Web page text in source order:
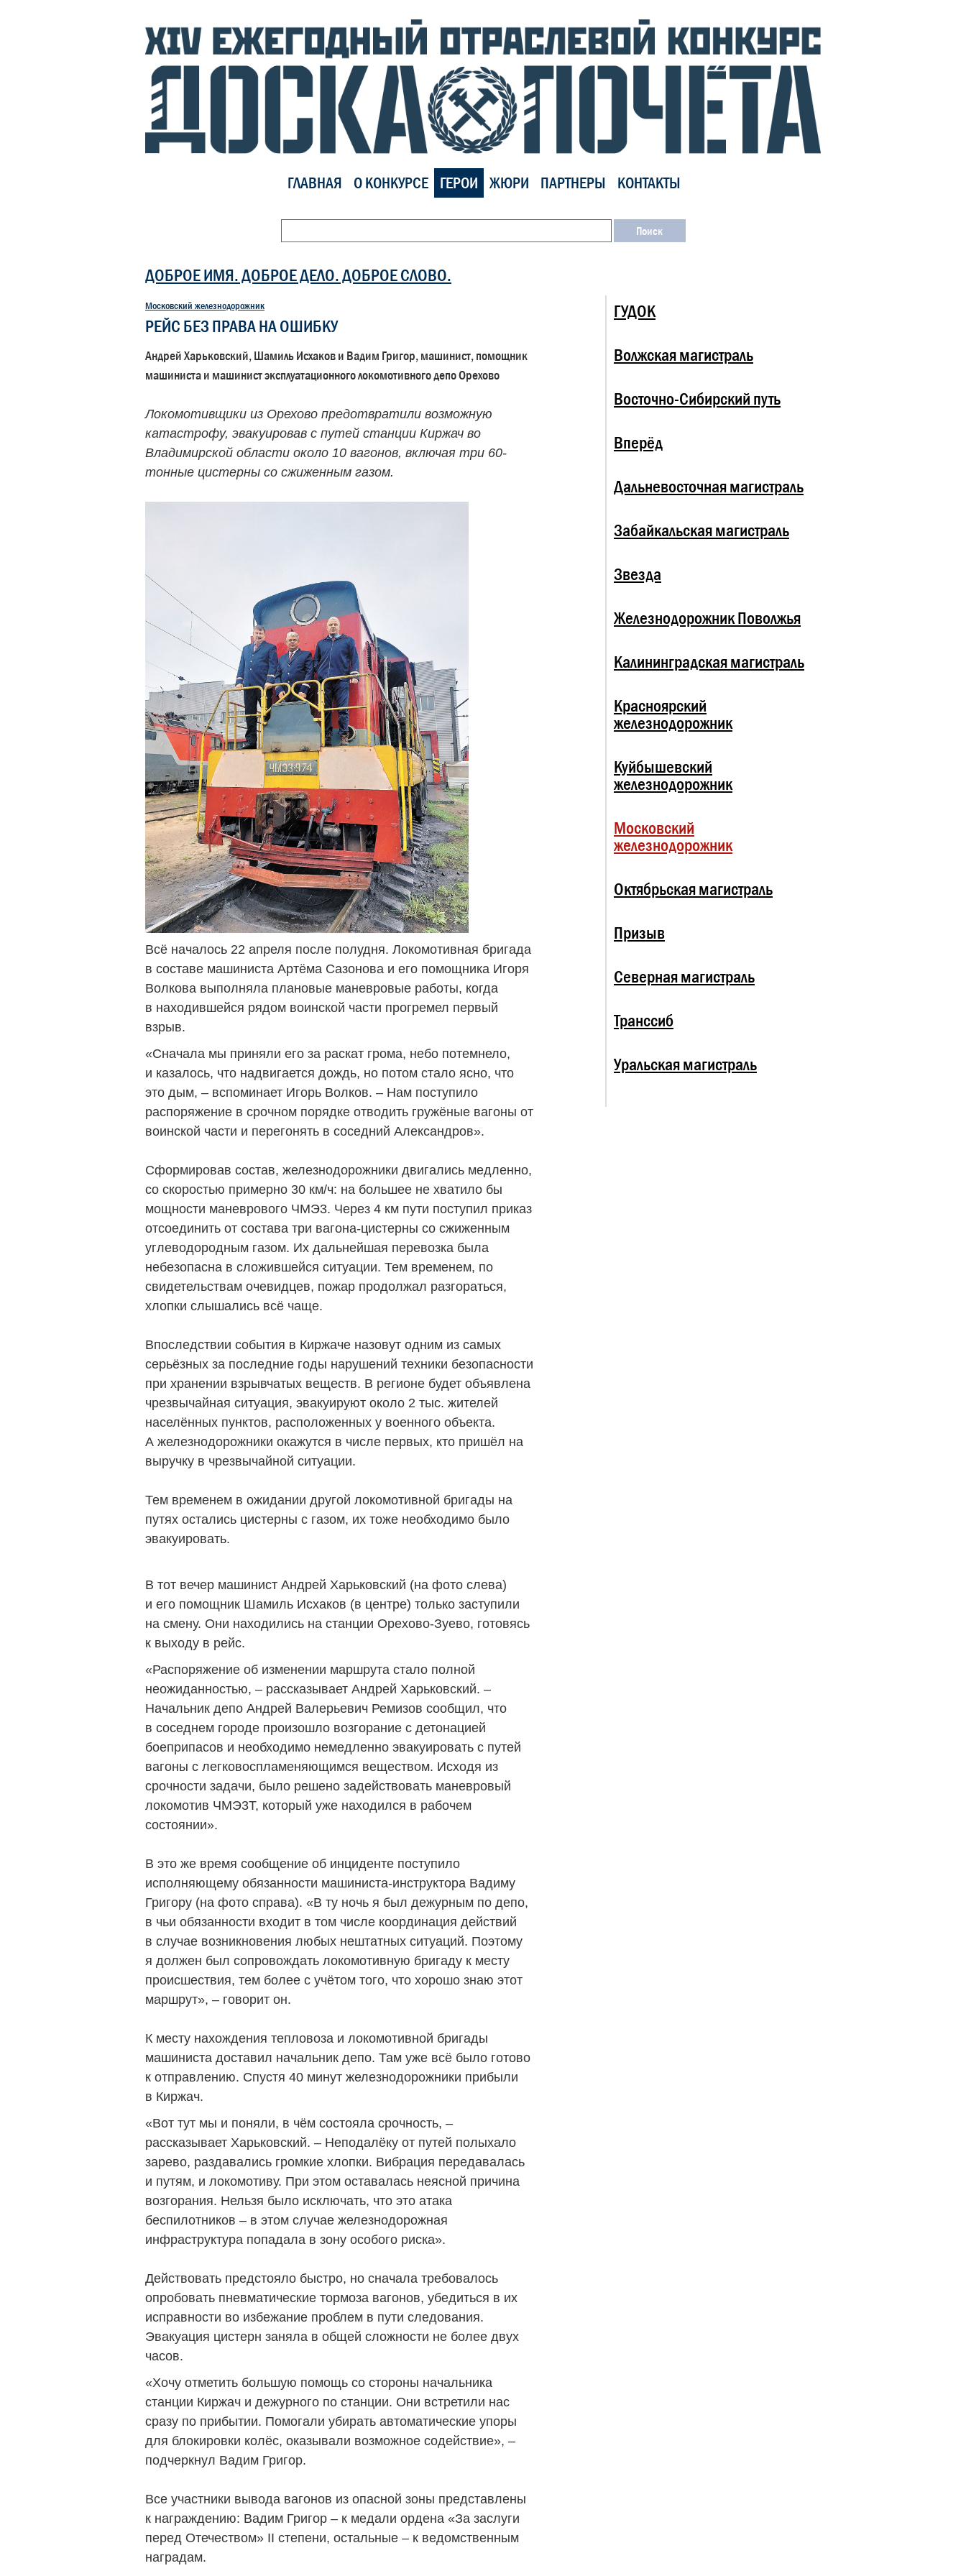
ГЛАВНАЯ О КОНКУРСЕ ГЕРОИ ЖЮРИ ПАРТНЕРЫ КОНТАКТЫ
ДОБРОЕ ИМЯ. ДОБРОЕ ДЕЛО. ДОБРОЕ СЛОВО.
Московский железнодорожник
РЕЙС БЕЗ ПРАВА НА ОШИБКУ
Андрей Харьковский, Шамиль Исхаков и Вадим Григор, машинист, помощник
машиниста и машинист эксплуатационного локомотивного депо Орехово
Локомотивщики из Орехово предотвратили возможную
катастрофу, эвакуировав с путей станции Киржач во
Владимирской области около 10 вагонов, включая три 60-
тонные цистерны со сжиженным газом.
Всё началось 22 апреля после полудня. Локомотивная бригада
в составе машиниста Артёма Сазонова и его помощника Игоря
Волкова выполняла плановые маневровые работы, когда
в находившейся рядом воинской части прогремел первый
взрыв.
«Сначала мы приняли его за раскат грома, небо потемнело,
и казалось, что надвигается дождь, но потом стало ясно, что
это дым, – вспоминает Игорь Волков. – Нам поступило
распоряжение в срочном порядке отводить гружёные вагоны от
воинской части и перегонять в соседний Александров».
Сформировав состав, железнодорожники двигались медленно,
со скоростью примерно 30 км/ч: на большее не хватило бы
мощности маневрового ЧМЭ3. Через 4 км пути поступил приказ
отсоединить от состава три вагона-цистерны со сжиженным
углеводородным газом. Их дальнейшая перевозка была
небезо­пасна в сложившейся ситуации. Тем временем, по
свидетельствам очевидцев, пожар продолжал разгораться,
хлопки слышались всё чаще.
Впоследствии события в Киржаче назовут одним из самых
серьёзных за последние годы нарушений техники безопасности
при хранении взрывчатых веществ. В регионе будет объявлена
чрезвычайная ситуация, эвакуируют около 2 тыс. жителей
населённых пунктов, расположенных у военного объекта.
А железнодорожники окажутся в числе первых, кто пришёл на
выручку в чрезвычайной ситуации.
Тем временем в ожидании другой локомотивной бригады на
путях остались цистерны с газом, их тоже необходимо было
эвакуировать.
В тот вечер машинист Андрей Харьковский (на фото слева)
и его помощник Шамиль Исхаков (в центре) только заступили
на смену. Они находились на станции Орехово-Зуево, готовясь
к выходу в рейс.
«Распоряжение об изменении маршрута стало полной
неожиданностью, – рассказывает Андрей Харьковский. –
Начальник депо Анд­рей Валерьевич Ремизов сообщил, что
в соседнем городе произошло возгорание с детонацией
боеприпасов и необходимо немедленно эвакуировать с путей
вагоны с легко­воспламеняющимся веществом. Исходя из
срочности задачи, было решено задействовать маневровый
локомотив ЧМЭ3Т, который уже находился в рабочем
состоянии».
В это же время сообщение об инциденте поступило
исполняющему обязанности машиниста-инструктора Вадиму
Григору (на фото справа). «В ту ночь я был дежурным по депо,
в чьи обязанности входит в том числе координация действий
в случае возникновения любых нештатных ситуаций. Поэтому
я должен был сопровождать локомотивную бригаду к месту
происшествия, тем более с учётом того, что хорошо знаю этот
маршрут», – говорит он.
К месту нахождения тепловоза и локомотивной бригады
машиниста доставил начальник депо. Там уже всё было готово
к отправлению. Спустя 40 минут железнодорожники прибыли
в Киржач.
«Вот тут мы и поняли, в чём состояла срочность, –
рассказывает Харьковский. – Неподалёку от путей полыхало
зарево, раздавались громкие хлопки. Вибрация передавалась
и путям, и локомотиву. При этом оставалась неясной причина
возгорания. Нельзя было исключать, что это атака
беспилотников – в этом случае железнодорожная
инфраструктура попадала в зону особого риска».
Действовать предстояло быстро, но сначала требовалось
опробовать пневматические тормоза вагонов, убедиться в их
исправности во избежание проблем в пути следования.
Эвакуация цистерн заняла в общей сложности не более двух
часов.
«Хочу отметить большую помощь со стороны начальника
станции Киржач и дежурного по станции. Они встретили нас
сразу по прибытии. Помогали убирать автоматические упоры
для блокировки колёс, оказывали возможное содействие», –
подчеркнул Вадим Григор.
Все участники вывода вагонов из опасной зоны представлены
к награждению: Вадим Григор – к медали ордена «За заслуги
перед Отечеством» II степени, остальные – к ведомственным
наградам.
ГУДОК
Волжская магистраль
Восточно-Сибирский путь
Вперёд
Дальневосточная магистраль
Забайкальская магистраль
Звезда
Железнодорожник Поволжья
Калининградская магистраль
Красноярский
железнодорожник
Куйбышевский
железнодорожник
Московский
железнодорожник
Октябрьская магистраль
Призыв
Северная магистраль
Транссиб
Уральская магистраль